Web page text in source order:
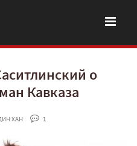
о
Кавказа
ХАН 1